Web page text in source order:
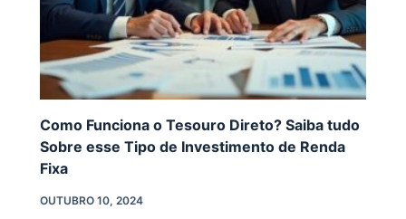
Como Funciona o Tesouro Direto? Saiba tudo
Sobre esse Tipo de Investimento de Renda
Fixa
OUTUBRO 10, 2024